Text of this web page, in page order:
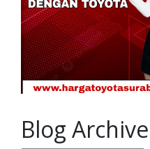
Blog Archive